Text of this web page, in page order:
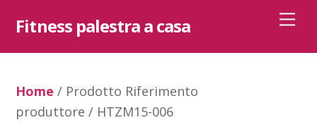
content
Fitness palestra a casa
Home / Prodotto Riferimento
produttore / ‎HTZM15-006